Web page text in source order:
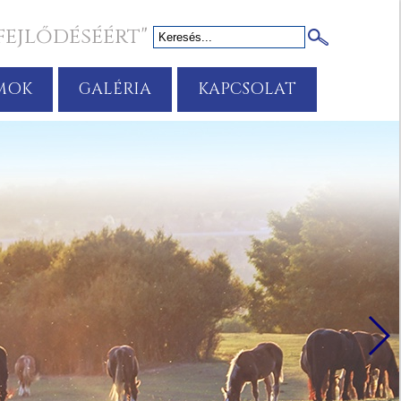
GALÉRIA KAPCSOLAT